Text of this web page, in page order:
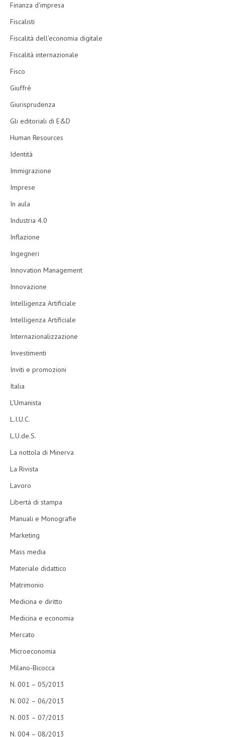
Finanza d'impresa
Fiscalisti
Fiscalità dell'economia digitale
Fiscalità internazionale
Fisco
Giuffrè
Giurisprudenza
Gli editoriali di E&D
Human Resources
Identità
Immigrazione
Imprese
In aula
Industria 4.0
Inflazione
Ingegneri
Innovation Management
Innovazione
Intelligenza Artificiale
Intelligenza Artificiale
Internazionalizzazione
Investimenti
Inviti e promozioni
Italia
L'Umanista
L.I.U.C.
L.U.de.S.
La nottola di Minerva
La Rivista
Lavoro
Libertà di stampa
Manuali e Monografie
Marketing
Mass media
Materiale didattico
Matrimonio
Medicina e diritto
Medicina e economia
Mercato
Microeconomia
Milano-Bicocca
N. 001 – 05/2013
N. 002 – 06/2013
N. 003 – 07/2013
N. 004 – 08/2013